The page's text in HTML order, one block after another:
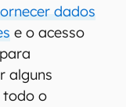
dados
e o acesso
alguns
todo o